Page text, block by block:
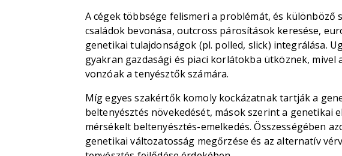
A cégek többsége felismeri a problémát, és különböző
családok bevonása, outcross párosítások keresése,
genetikai tulajdonságok (pl. polled, slick) integrálása.
gyakran gazdasági és piaci korlátokba ütköznek, mivel
vonzóak a tenyésztők számára.
Míg egyes szakértők komoly kockázatnak tartják a
beltenyésztés növekedését, mások szerint a genetikai
mérsékelt beltenyésztés-emelkedés. Összességében
genetikai változatosság megőrzése és az alternatív